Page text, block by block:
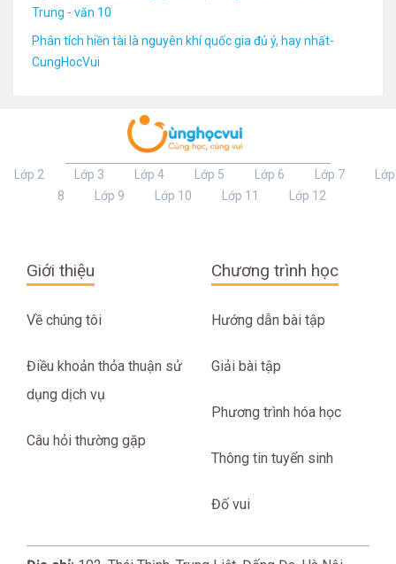
Trung - văn 10
Phân tích hiền tài là nguyên khí quốc gia đủ ý, hay nhất-
CungHocVui
Lớp 2 Lớp 3 Lớp 4 Lớp 5 Lớp 6 Lớp 7
Lớp
8
Lớp 9 Lớp 10 Lớp 11 Lớp 12
Giới thiệu
Về chúng tôi
Điều khoản thỏa thuận sử
dụng dịch vụ
Câu hỏi thường gặp
Chương trình học
Hướng dẫn bài tập
Giải bài tập
Phương trình hóa học
Thông tin tuyển sinh
Đố vui